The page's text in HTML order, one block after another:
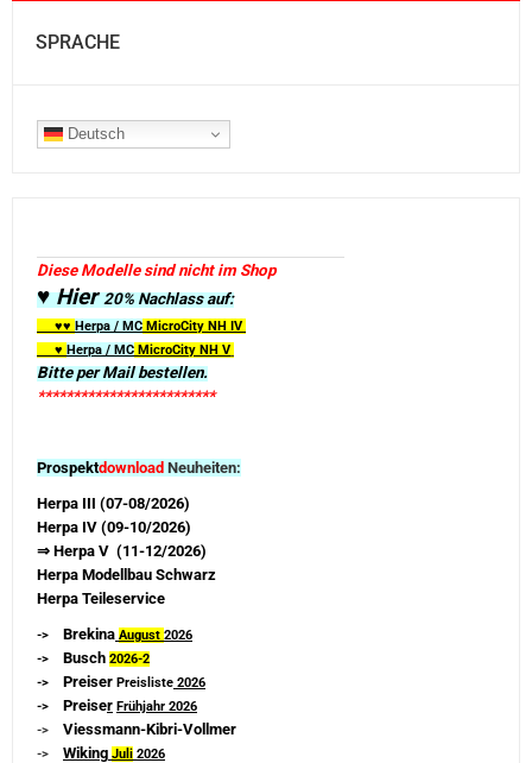
SPRACHE
Deutsch
Diese Modelle sind nicht im Shop
♥ Hier20% Nachlass auf:
♥♥ Herpa / MC MicroCity NH IV
♥ Herpa / MC MicroCity NH V
Bitte per Mail bestellen.
*************************
Prospektdownload Neuheiten:
Herpa III (07-08/2026)
Herpa IV (09-10/2026)
⇒ Herpa V (11-12/2026)
Herpa Modellbau Schwarz
Herpa Teileservice
-> Brekina August 2026
-> Busch 2026-2
-> Preiser Preisliste 2026
-> Preiser Frühjahr 2026
-> Viessmann-Kibri-Vollmer
-> Wiking Juli 2026